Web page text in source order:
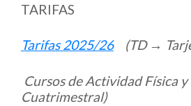
TARIFAS
Tarifas 2025/26 (TD →
Cursos de Actividad Física
Cuatrimestral)